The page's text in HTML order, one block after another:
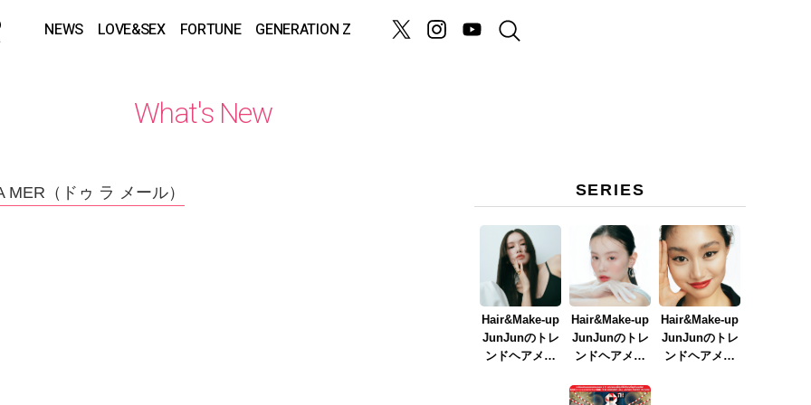
NEWS LOVE&SEX FORTUNE GENERATION Z
What's New
MER（ドゥ ラ メール） SERIES
Hair&Make-up
JunJunのトレ
ンドヘアメイ
Hair&Make-up
JunJunのトレ
ンドヘアメイ
イク
Hair&Make-up
JunJunのトレ
ンドヘアメイ